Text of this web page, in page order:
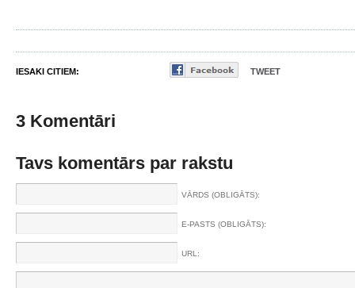
IESAKI CITIEM: TWEET
3 Komentāri
Tavs komentārs par rakstu
VĀRDS (OBLIGĀTS):
E-PASTS (OBLIGĀTS):
URL: